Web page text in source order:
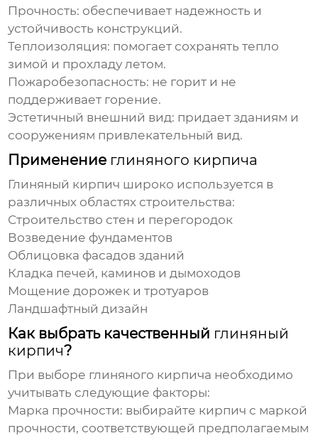
Прочность: обеспечивает надежность и
устойчивость конструкций.
Теплоизоляция: помогает сохранять тепло
зимой и прохладу летом.
Пожаробезопасность: не горит и не
поддерживает горение.
Эстетичный внешний вид: придает зданиям и
сооружениям привлекательный вид.
Применение глиняного кирпича
Глиняный кирпич широко используется в
различных областях строительства:
Строительство стен и перегородок
Возведение фундаментов
Облицовка фасадов зданий
Кладка печей, каминов и дымоходов
Мощение дорожек и тротуаров
Ландшафтный дизайн
Как выбрать качественный глиняный
кирпич?
При выборе глиняного кирпича необходимо
учитывать следующие факторы:
Марка прочности: выбирайте кирпич с маркой
прочности, соответствующей предполагаемым